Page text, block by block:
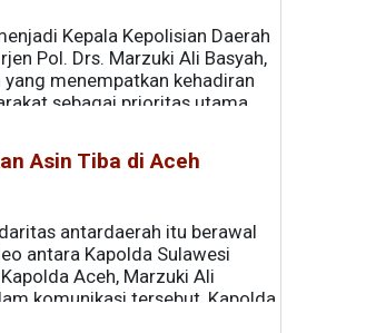
Kepala Kepolisian Daerah
Pol. Drs. Marzuki Ali Basyah,
menempatkan kehadiran
sebagai prioritas utama.
daerah ini disambut harapan
publik Aceh.
Asin Tiba di Aceh
antardaerah itu berawal
antara Kapolda Sulawesi
Aceh, Marzuki Ali
komunikasi tersebut, Kapolda
terdampak banjir besar di